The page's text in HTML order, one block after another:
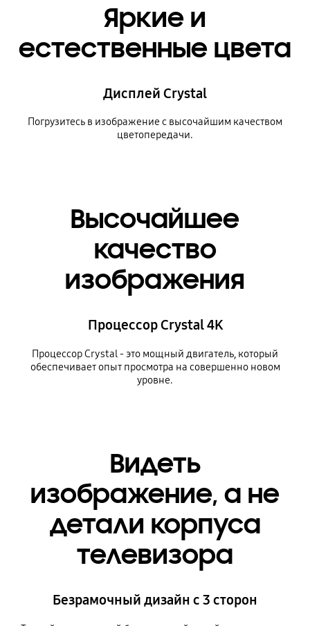
Яркие и
естественные цвета
Дисплей Crystal
Погрузитесь в изображение с высочайшим качеством
цветопередачи.
Высочайшее
качество
изображения
Процессор Crystal 4K
Процессор Crystal - это мощный двигатель, который
обеспечивает опыт просмотра на совершенно новом
уровне.
Видеть
изображение, а не
детали корпуса
телевизора
Безрамочный дизайн с 3 сторон